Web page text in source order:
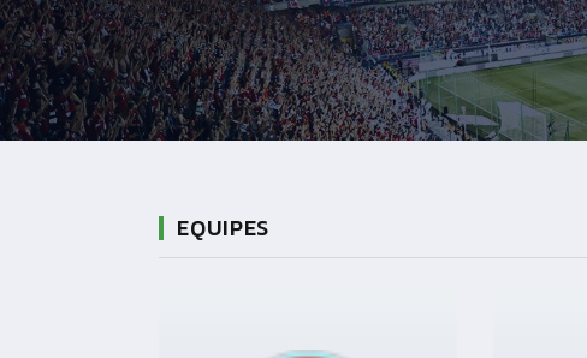
EQUIPES